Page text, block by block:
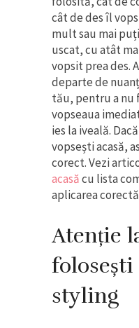
cât de des îl
mult sau mai
uscat, cu atât
vopsit prea des.
departe de
tău, pentru a nu
vopseaua
ies la iveală.
vopsești acasă,
corect. Vezi
acasăcu lista
aplicarea
Atenție
styling